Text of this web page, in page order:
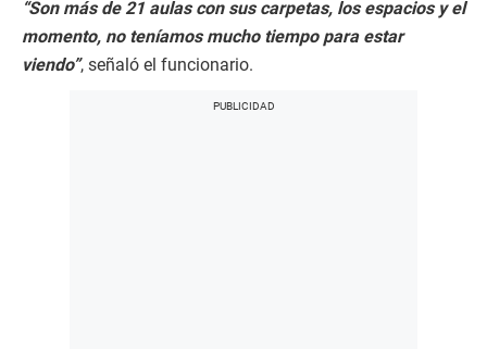
“Son más de 21 aulas con sus carpetas, los espacios y el
momento, no teníamos mucho tiempo para estar
viendo”, señaló el funcionario.